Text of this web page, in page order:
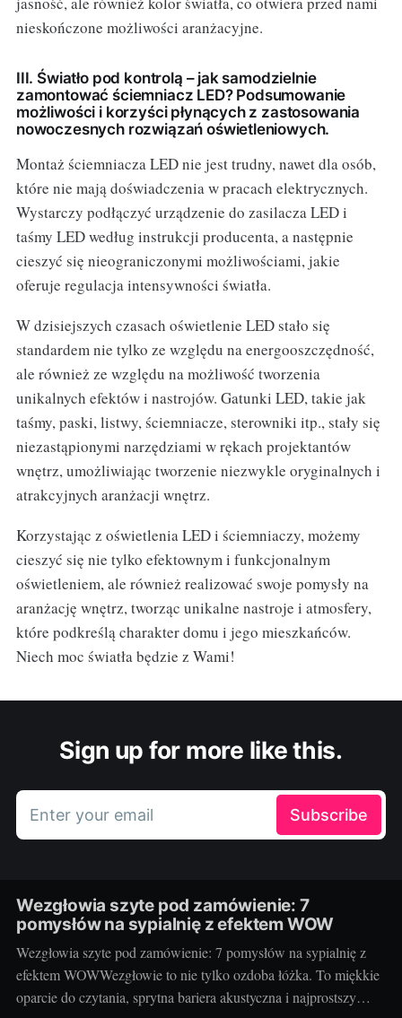
nieskończone możliwości aranżacyjne.
III. Światło pod kontrolą – jak samodzielnie
zamontować ściemniacz LED? Podsumowanie
możliwości i korzyści płynących z zastosowania
nowoczesnych rozwiązań oświetleniowych.
Montaż ściemniacza LED nie jest trudny, nawet dla osób,
które nie mają doświadczenia w pracach elektrycznych.
Wystarczy podłączyć urządzenie do zasilacza LED i
taśmy LED według instrukcji producenta, a następnie
cieszyć się nieograniczonymi możliwościami, jakie
oferuje regulacja intensywności światła.
W dzisiejszych czasach oświetlenie LED stało się
standardem nie tylko ze względu na energooszczędność,
ale również ze względu na możliwość tworzenia
unikalnych efektów i nastrojów. Gatunki LED, takie jak
taśmy, paski, listwy, ściemniacze, sterowniki itp., stały się
niezastąpionymi narzędziami w rękach projektantów
wnętrz, umożliwiając tworzenie niezwykle oryginalnych i
atrakcyjnych aranżacji wnętrz.
Korzystając z oświetlenia LED i ściemniaczy, możemy
cieszyć się nie tylko efektownym i funkcjonalnym
oświetleniem, ale również realizować swoje pomysły na
aranżację wnętrz, tworząc unikalne nastroje i atmosfery,
które podkreślą charakter domu i jego mieszkańców.
Niech moc światła będzie z Wami!
Sign up for more like this.
Enter your email Subscribe
Wezgłowia szyte pod zamówienie: 7
pomysłów na sypialnię z efektem WOW
Wezgłowia szyte pod zamówienie: 7 pomysłów na sypialnię z
efektem WOWWezgłowie to nie tylko ozdoba łóżka. To miękkie
oparcie do czytania, sprytna bariera akustyczna i najprostszy